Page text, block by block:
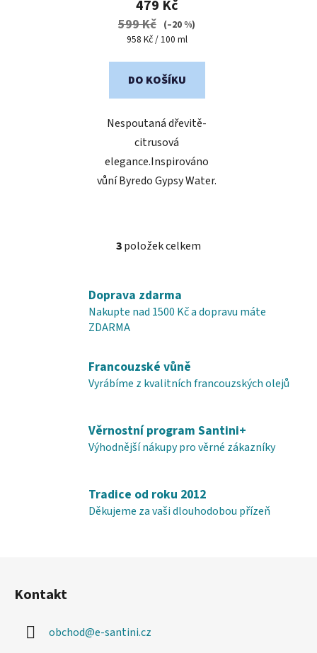
479 Kč
599 Kč (–20 %)
Měrná
958 Kč / 100 ml
DO KOŠÍKU
Nespoutaná dřevitě-
citrusová
elegance.Inspirováno
vůní Byredo Gypsy Water.
O
á
d
í
p
r
k
y
v
p
i
s
3položek celkem
Doprava zdarma
Nakupte nad 1500 Kč a dopravu máte
ZDARMA
Francouzské vůně
Vyrábíme z kvalitních francouzských olejů
Věrnostní program Santini+
Výhodnější nákupy pro věrné zákazníky
Tradice od roku 2012
Děkujeme za vaši dlouhodobou přízeň
Kontakt
obchod@e-santini.cz